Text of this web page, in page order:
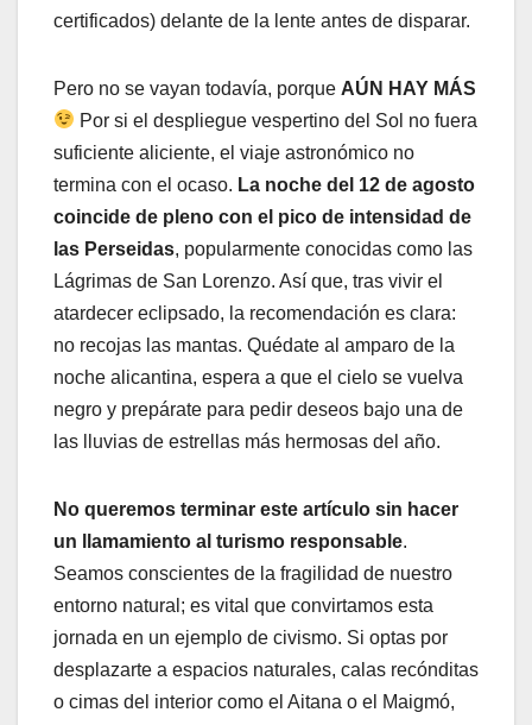
certificados) delante de la lente antes de disparar.
Pero no se vayan todavía, porque AÚN HAY MÁS
Por si el despliegue vespertino del Sol no fuera
suficiente aliciente, el viaje astronómico no
termina con el ocaso. La noche del 12 de agosto
coincide de pleno con el pico de intensidad de
las Perseidas, popularmente conocidas como las
Lágrimas de San Lorenzo. Así que, tras vivir el
atardecer eclipsado, la recomendación es clara:
no recojas las mantas. Quédate al amparo de la
noche alicantina, espera a que el cielo se vuelva
negro y prepárate para pedir deseos bajo una de
las lluvias de estrellas más hermosas del año.
No queremos terminar este artículo sin hacer
un llamamiento al turismo responsable.
Seamos conscientes de la fragilidad de nuestro
entorno natural; es vital que convirtamos esta
jornada en un ejemplo de civismo. Si optas por
desplazarte a espacios naturales, calas recónditas
o cimas del interior como el Aitana o el Maigmó,